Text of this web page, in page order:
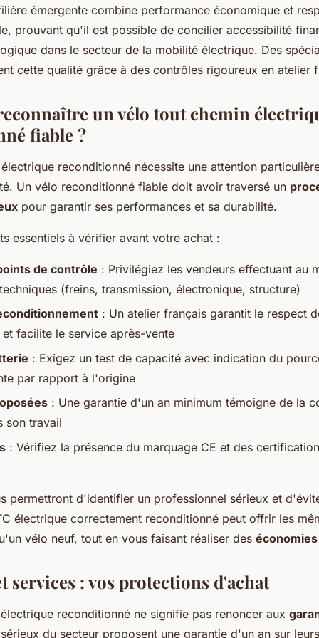
émergente combine performance économique et
prouvant qu'il est possible de concilier accessibilité
dans le secteur de la mobilité électrique. Des
cette qualité grâce à des contrôles rigoureux en atelier
un vélo tout chemin
fiable ?
reconditionné nécessite une attention
Un vélo reconditionné fiable doit avoir traversé un
pour garantir ses performances et sa durabilité.
essentiels à vérifier avant votre achat :
de contrôle : Privilégiez les vendeurs effectuant au
(freins, transmission, électronique, structure)
: Un atelier français garantit le respect
et facilite le service après-vente
: Exigez un test de capacité avec indication du
par rapport à l'origine
: Une garantie d'un an minimum témoigne de la
son travail
: Vérifiez la présence du marquage CE et des
permettront d'identifier un professionnel sérieux et
électrique correctement reconditionné peut offrir les
vélo neuf, tout en vous faisant réaliser des
services : vos protections d'achat
reconditionné ne signifie pas renoncer aux
du secteur proposent une garantie d'un an sur